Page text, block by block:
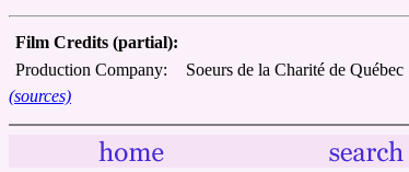
Film Credits (partial):
Production Company:
Soeurs de la Charité de Québec
(sources)